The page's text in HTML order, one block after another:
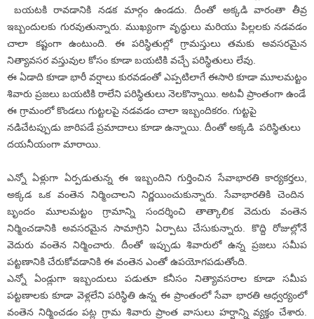
బయటకి రావడానికి నడక మార్గం ఉండదు. దీంతో అక్కడి వారంతా తీవ్ర
ఇబ్బందులకు గురవుతున్నారు. ముఖ్యంగా వృద్ధులు మరియు పిల్లలకు నడవడం
చాలా కష్టంగా ఉంటుంది. ఈ పరిస్థితుల్లో గ్రామస్తులు తమకు అవసరమైన
నిత్యావసర వస్తువుల కోసం కూడా బయటికి వచ్చే పరిస్థితులు లేవు.
ఈ ఏడాది కూడా భారీ వర్షాలు కురవడంతో ఎప్పటిలాగే ఈసారి కూడా మూలమట్టం
శివారు ప్రజలు బయటికి రాలేని పరిస్థితులు నెలకొన్నాయి. అటవీ ప్రాంతంగా ఉండే
ఈ గ్రామంలో కొండలు గుట్టలపై నడవడం చాలా ఇబ్బందికరం. గుట్టపై
నడిచేటప్పుడు జారిపడే ప్రమాదాలు కూడా ఉన్నాయి. దీంతో అక్కడి పరిస్థితులు
దయనీయంగా మారాయి.
ఎన్నో ఏళ్లుగా ఏర్పడుతున్న ఈ ఇబ్బందిని గుర్తించిన సేవాభారతి కార్యకర్తలు,
అక్కడ ఒక వంతెన నిర్మించాలని నిర్ణయించుకున్నారు. సేవాభారతికి చెందిన
బృందం మూలమట్టం గ్రామాన్ని సందర్శించి తాత్కాలిక వెదురు వంతెన
నిర్మించడానికి అవసరమైన సామాగ్రిని ఏర్పాటు చేసుకున్నారు. కొద్ది రోజుల్లోనే
వెదురు వంతెన నిర్మించారు. దీంతో ఇప్పుడు శివారులో ఉన్న ప్రజలు సమీప
పట్టణానికి చేరుకోవడానికి ఈ వంతెన ఎంతో ఉపయోగపడుతోంది.
ఎన్నో ఏండ్లుగా ఇబ్బందులు పడుతూ కనీసం నిత్యావసరాల కూడా సమీప
పట్టణాలకు కూడా వెళ్లలేని పరిస్థితి ఉన్న ఈ ప్రాంతంలో సేవా భారతి ఆధ్వర్యంలో
వంతెన నిర్మించడం పట్ల గ్రామ శివారు ప్రాంత వాసులు హర్షాన్ని వ్యక్తం చేశారు.